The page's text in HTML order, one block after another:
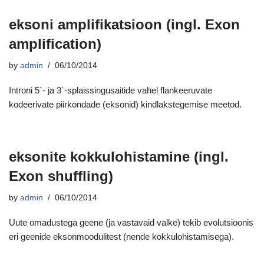
eksoni amplifikatsioon (ingl. Exon
amplification)
by admin 06/10/2014
Introni 5´- ja 3´-splaissingusaitide vahel flankeeruvate
kodeerivate piirkondade (eksonid) kindlakstegemise meetod.
eksonite kokkulohistamine (ingl.
Exon shuffling)
by admin 06/10/2014
Uute omadustega geene (ja vastavaid valke) tekib evolutsioonis
eri geenide eksonmoodulitest (nende kokkulohistamisega).